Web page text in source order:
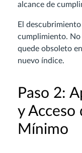
alcance de
El
cumplimiento. No
quede obsoleto
nuevo índice.
Paso 2:
y Acceso
Mínimo